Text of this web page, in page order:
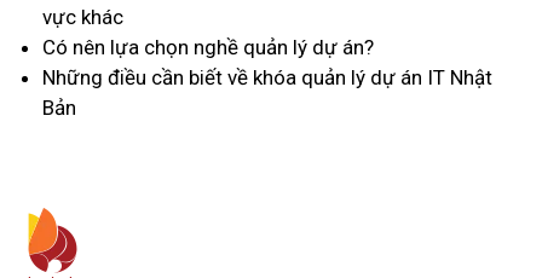
vực khác
Có nên lựa chọn nghề quản lý dự án?
Những điều cần biết về khóa quản lý dự án IT Nhật
Bản